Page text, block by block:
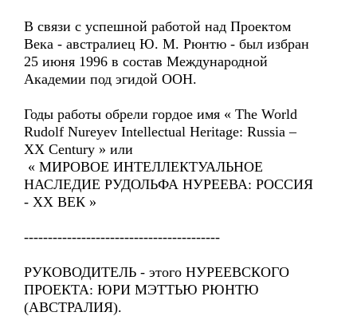
В связи с успешной работой над Проектом
Века - австралиец Ю. М. Рюнтю - был избран
25 июня 1996 в состав Международной
Академии под эгидой ООН.
Годы работы обрели гордое имя « The World
Rudolf Nureyev Intellectual Heritage: Russia –
XX Century » или
« МИРОВОЕ ИНТЕЛЛЕКТУАЛЬНОЕ
НАСЛЕДИЕ РУДОЛЬФА НУРЕЕВА: РОССИЯ
- ХХ ВЕК »
-----------------------------------------
РУКОВОДИТЕЛЬ - этого НУРЕЕВСКОГО
ПРОЕКТА: ЮРИ МЭТТЬЮ РЮНТЮ
(АВСТРАЛИЯ).